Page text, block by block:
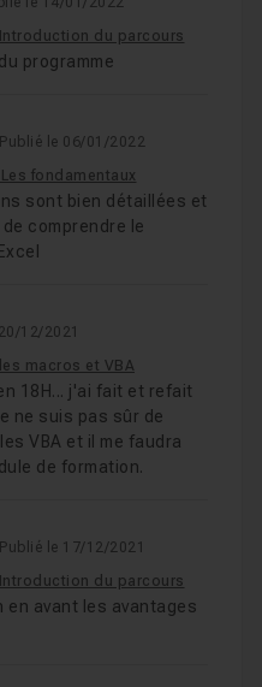
du parcours
programme
Publié le 06/01/2022
fondamentaux
sont bien détaillées et
comprendre le
12/2021
macros et VBA
18H... j'ai fait et refait
ne suis pas sûr de
VBA et il me faudra
de formation.
Publié le 17/12/2021
du parcours
en avant les avantages